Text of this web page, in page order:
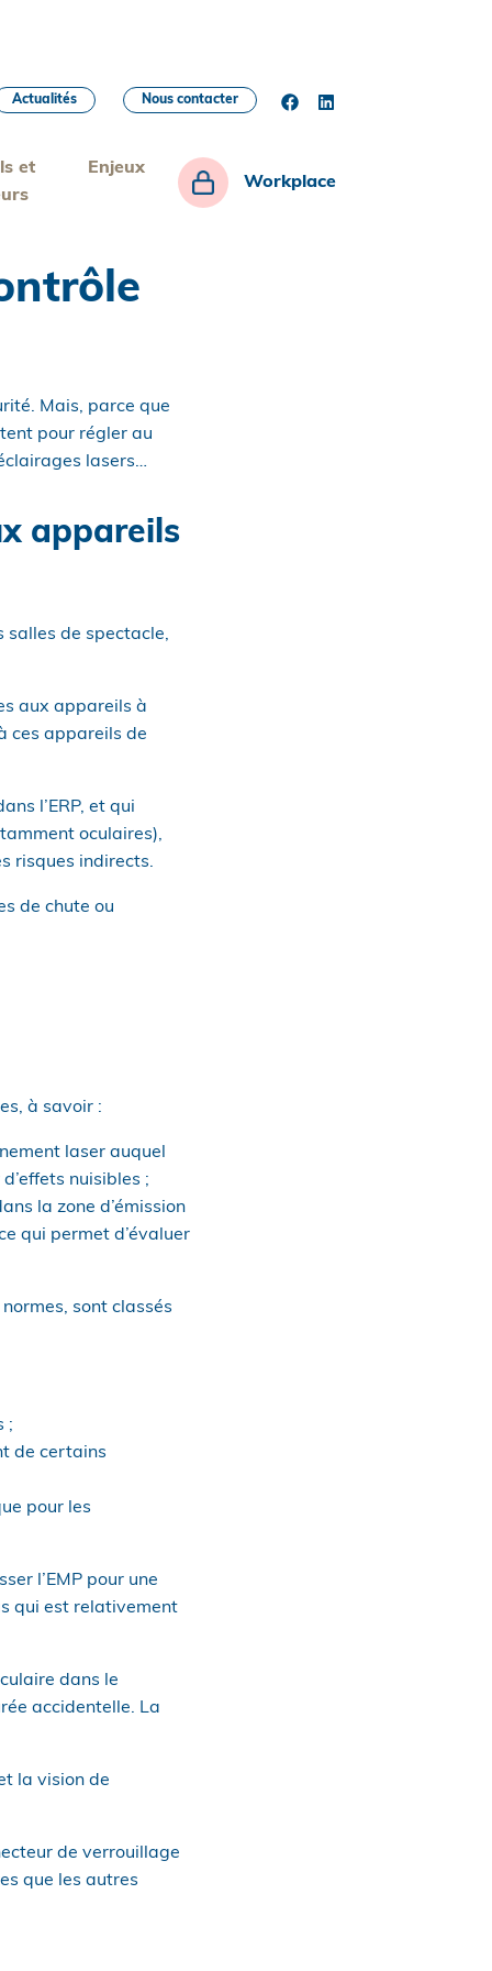
et
Enjeux
Workplace
Actualités Nous contacter
Mais, parce que
pour régler au
lasers…
appareils
salles de spectacle,
aux appareils à
ces appareils de
l’ERP, et qui
oculaires),
risques indirects.
de chute ou
à savoir :
laser auquel
nuisibles ;
la zone d’émission
qui permet d’évaluer
sont classés
;
de certains
pour les
l’EMP pour une
qui est relativement
dans le
accidentelle. La
la vision de
de verrouillage
que les autres